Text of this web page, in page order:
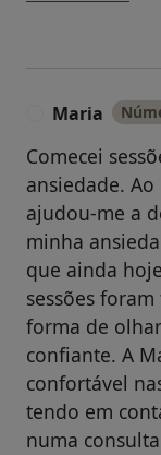
Maria
Comecei
ansiedade.
ajudou-me a
minha
que ainda
sessões
forma de
confiante. A
confortável
tendo em
numa